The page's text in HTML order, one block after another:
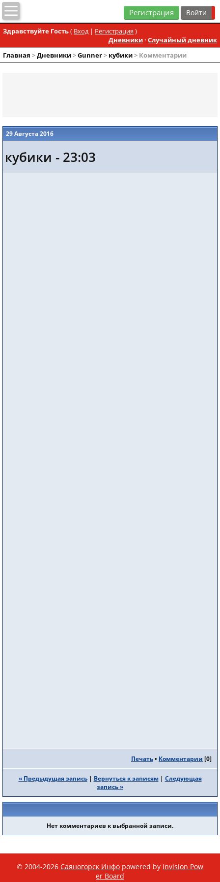
Регистрация
Здравствуйте Гость( Вход| Регистрация )
Дневники· Случайный дневник
Главная >Дневники>Gunner> кубики> Комментарии
29 Августа 2016
кубики - 23:03
Печать• Комментарии [0]
« Предыдущая запись| Вернуться к записям| Следующая
запись »
Нет комментариев к выбранной записи.
© 2004-2026 Саяногорск Инфо powered by Invision Pow
er Board